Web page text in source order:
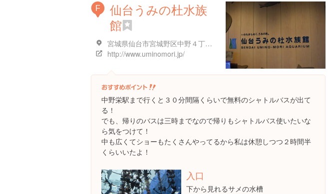
F
仙台うみの杜水族
館
宮城県仙台市宮城野区中野４丁目６
http://www.uminomori.jp/
中野栄駅まで行くと３０分間隔くらいで無料のシャトルバスが出て
る！
でも、帰りのバスは三時までなので帰りもシャトルバス使いたいな
ら気をつけて！
中も広くてショーもたくさんやってるから私は休憩しつつ２時間半
くらいいたよ！
入口
下から見れるサメの水槽